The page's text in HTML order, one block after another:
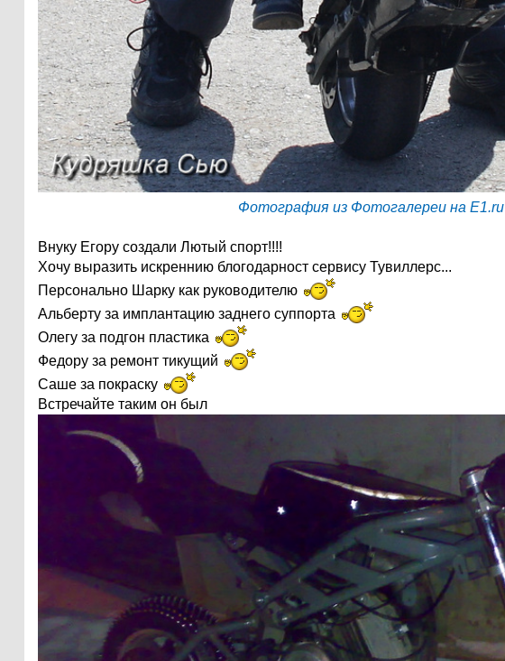
Фотография из Фотогалереи на E1.ru
Внуку Егору создали Лютый спорт!!!!
Хочу выразить искреннию блогодарност сервису Тувиллерс...
Персонально Шарку как руководителю
Альберту за имплантацию заднего суппорта
Олегу за подгон пластика
Федору за ремонт тикущий
Саше за покраску
Встречайте таким он был